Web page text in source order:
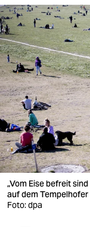
kultur
sport
berlin
nord
wahrheit
verlag
verlag
veranstaltungen
„Vom Eise befreit
auf dem Tempelhofer
Foto: dpa